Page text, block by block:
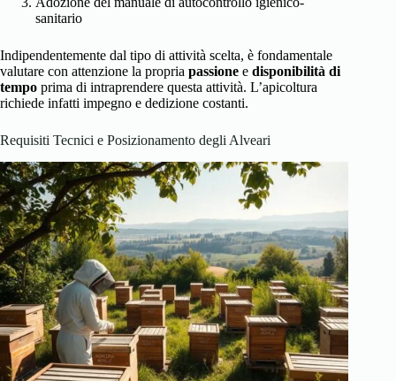
sanitario
Indipendentemente dal tipo di attività scelta, è fondamentale
valutare con attenzione la propria passione e disponibilità di
tempo prima di intraprendere questa attività. L’apicoltura
richiede infatti impegno e dedizione costanti.
Requisiti Tecnici e Posizionamento degli Alveari